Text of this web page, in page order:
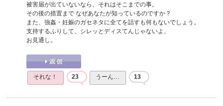
被害届が出ていないなら、それはそこまでの事。
その後の措置まで なぜあなたが知っているのですか？
また、強姦・妊娠のガセネタに全てを話すも何もないでしょう。
支持するふりして、シレッとディスてんじゃないよ、
お見通し。
それな！ 23 うーん… 13